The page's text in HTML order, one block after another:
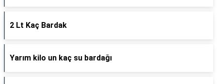
2 Lt Kaç Bardak
Yarım kilo un kaç su bardağı